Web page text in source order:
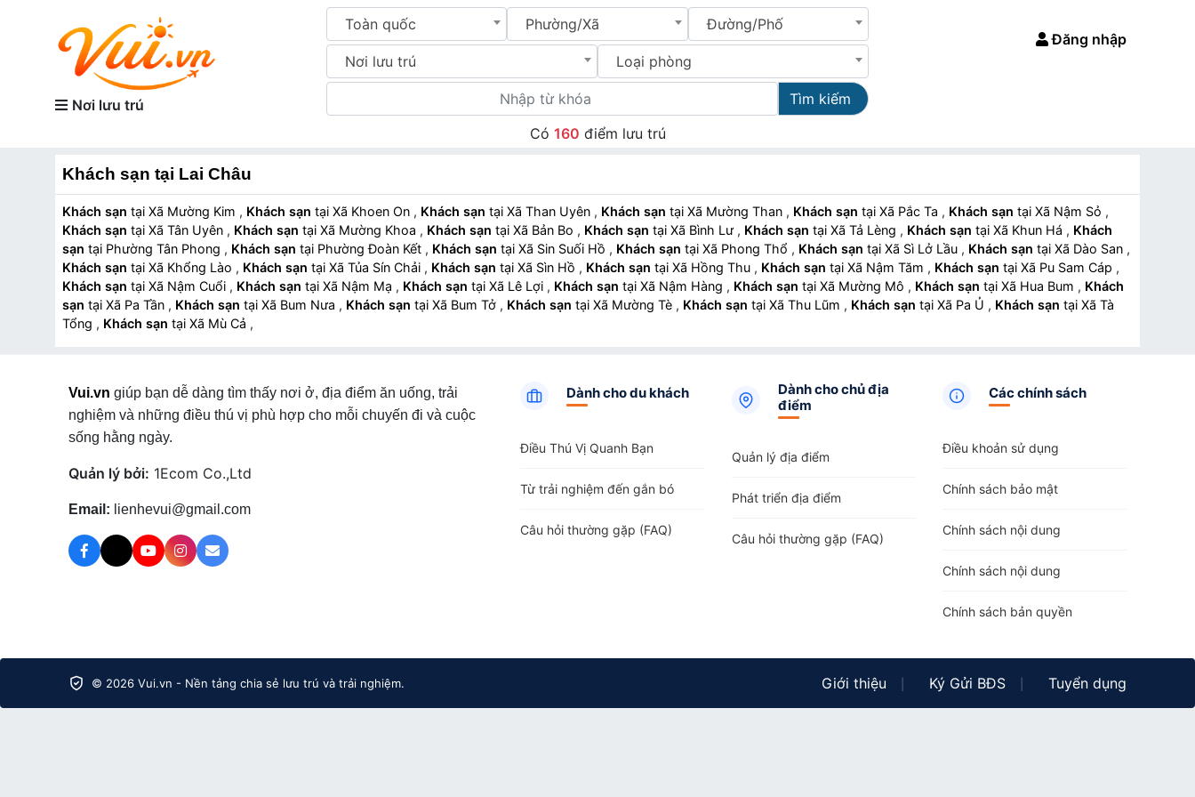
Nơi lưu trú
Toàn quốc Phường/Xã Đường/Phố
Nơi lưu trú Loại phòng
Tìm kiếm
Đăng nhập
Có 160 điểm lưu trú
Khách sạn tại Lai Châu
Khách sạn tại Xã Mường Kim , Khách sạn tại Xã Khoen On , Khách sạn tại Xã Than Uyên , Khách sạn tại Xã Mường Than , Khách sạn tại Xã Pắc Ta , Khách sạn tại Xã Nậm Sỏ ,
Khách sạn
tại Xã Tân Uyên , Khách sạn tại Xã Mường Khoa , Khách sạn tại Xã Bản Bo , Khách sạn tại Xã Bình Lư , Khách sạn tại Xã Tả Lèng , Khách sạn tại Xã Khun Há , Khách
sạn
tại Phường Tân Phong , Khách sạn tại Phường Đoàn Kết , Khách sạn tại Xã Sin Suối Hồ , Khách sạn tại Xã Phong Thổ , Khách sạn tại Xã Sì Lở Lầu , Khách sạn tại Xã Dào San ,
Khách sạn
tại Xã Khổng Lào , Khách sạn tại Xã Tủa Sín Chải , Khách sạn tại Xã Sìn Hồ , Khách sạn tại Xã Hồng Thu , Khách sạn tại Xã Nậm Tăm , Khách sạn tại Xã Pu Sam Cáp ,
Khách sạn
tại Xã Nậm Cuổi , Khách sạn tại Xã Nậm Mạ , Khách sạn tại Xã Lê Lợi , Khách sạn tại Xã Nậm Hàng , Khách sạn tại Xã Mường Mô , Khách sạn tại Xã Hua Bum , Khách
sạn
tại Xã Pa Tần , Khách sạn tại Xã Bum Nưa , Khách sạn tại Xã Bum Tở , Khách sạn tại Xã Mường Tè , Khách sạn tại Xã Thu Lũm , Khách sạn tại Xã Pa Ủ , Khách sạn tại Xã Tà
Tổng , Khách sạn tại Xã Mù Cả ,
Vui.vn giúp bạn dễ dàng tìm thấy nơi ở, địa điểm ăn uống, trải
nghiệm và những điều thú vị phù hợp cho mỗi chuyến đi và cuộc
sống hằng ngày.
Quản lý bởi: 1Ecom Co.,Ltd
Email: lienhevui@gmail.com
Dành cho du khách
Điều Thú Vị Quanh Bạn
Từ trải nghiệm đến gắn bó
Câu hỏi thường gặp (FAQ)
Dành cho chủ địa
điểm
Quản lý địa điểm
Phát triển địa điểm
Câu hỏi thường gặp (FAQ)
Các chính sách
Điều khoản sử dụng
Chính sách bảo mật
Chính sách nội dung
Chính sách nội dung
Chính sách bản quyền
© 2026 Vui.vn - Nền tảng chia sẻ lưu trú và trải nghiệm. Giới thiệu Ký Gửi BĐS Tuyển dụng